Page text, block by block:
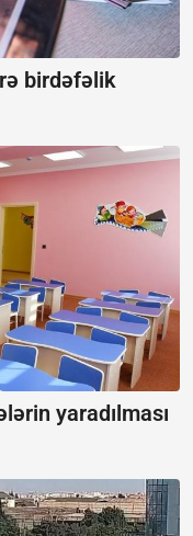
birdəfəlik
yaradılması